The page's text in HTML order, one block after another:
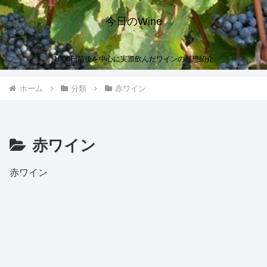
今日のWine
1000円前後を中心に実際飲んだワインの感想紹介
ホーム 分類 赤ワイン
赤ワイン
赤ワイン